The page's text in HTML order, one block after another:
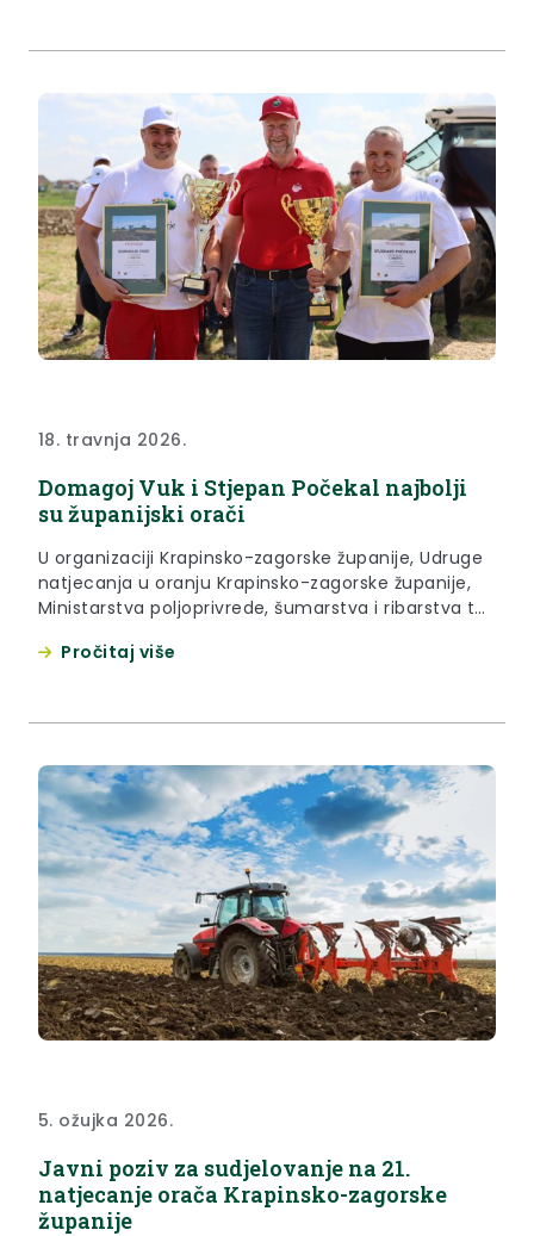
18. travnja 2026.
Domagoj Vuk i Stjepan Počekal najbolji
su županijski orači
U organizaciji Krapinsko-zagorske županije, Udruge
natjecanja u oranju Krapinsko-zagorske županije,
Ministarstva poljoprivrede, šumarstva i ribarstva te
godine, u Zlatar Bistrici, na parceli koju je ustupio
Pročitaj više
5. ožujka 2026.
Javni poziv za sudjelovanje na 21.
natjecanje orača Krapinsko-zagorske
županije